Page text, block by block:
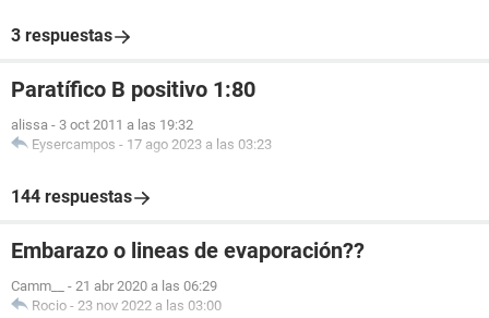
3 respuestas
Paratífico B positivo 1:80
alissa - 3 oct 2011 a las 19:32
Eysercampos - 17 ago 2023 a las 03:23
144 respuestas
Embarazo o lineas de evaporación??
Camm__ - 21 abr 2020 a las 06:29
Rocio - 23 nov 2022 a las 03:00